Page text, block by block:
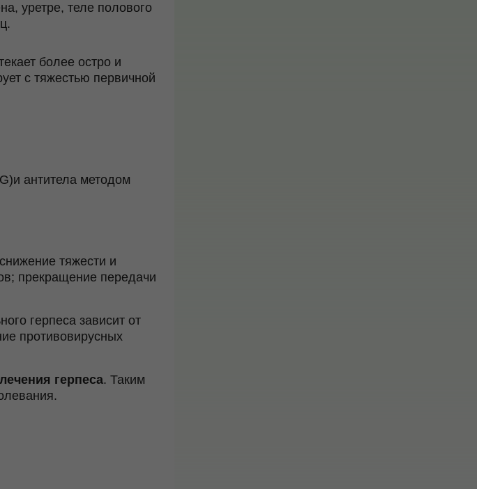
уретре, теле полового
более остро и
с тяжестью первичной
антитела методом
тяжести и
прекращение передачи
герпеса зависит от
противовирусных
герпеса. Таким